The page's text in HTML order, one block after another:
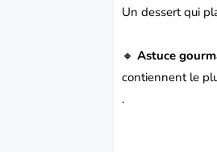
Undessertqui
🔸Astuce
contiennent le
.